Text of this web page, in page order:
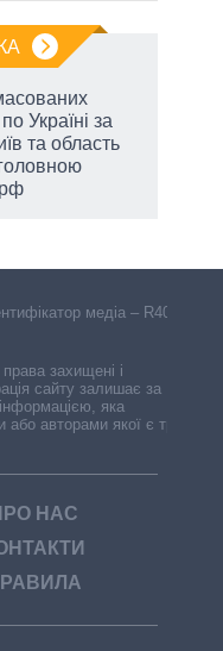
Україні за
та область
медіа – R40-
права захищені і
сайту залишає за
яка
авторами якої є треті
НАС